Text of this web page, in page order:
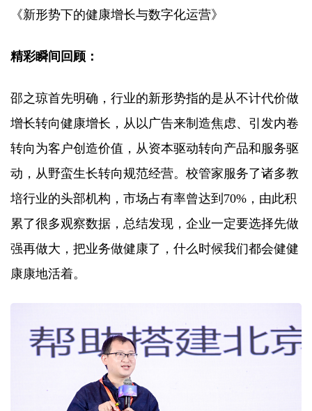
《新形势下的健康增长与数字化运营》
精彩瞬间回顾：
邵之琼首先明确，行业的新形势指的是从不计代价做
增长转向健康增长，从以广告来制造焦虑、引发内卷
转向为客户创造价值，从资本驱动转向产品和服务驱
动，从野蛮生长转向规范经营。校管家服务了诸多教
培行业的头部机构，市场占有率曾达到70%，由此积
累了很多观察数据，总结发现，企业一定要选择先做
强再做大，把业务做健康了，什么时候我们都会健健
康康地活着。